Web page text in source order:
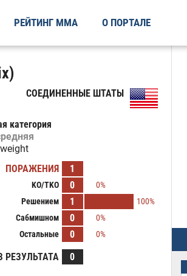
РЕЙТИНГ ММА О ПОРТАЛЕ
СОЕДИНЕННЫЕ ШТАТЫ
категория
ПОРАЖЕНИЯ 1
KO/TKO 0
0%
Решением
1
100%
Сабмишном
0
0%
Остальные
0 0%
РЕЗУЛЬТАТА 0